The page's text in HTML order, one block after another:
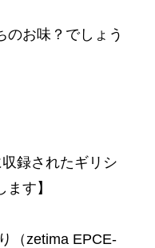
お味？でしょう
収録されたギリシ
す】
（zetima EPCE-